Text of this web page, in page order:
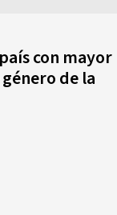
con mayor
de la